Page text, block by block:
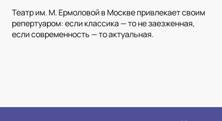
Театр им. М. Ермоловой в Москве привлекает своим
репертуаром: если классика — то не заезженная,
если современность — то актуальная.